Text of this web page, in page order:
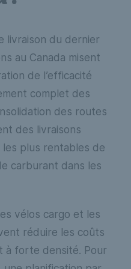
livraison du dernier
au Canada misent
de l’efficacité
complet des
des routes
des livraisons
plus rentables de
carburant dans les
vélos cargo et les
réduire les coûts
à forte densité. Pour